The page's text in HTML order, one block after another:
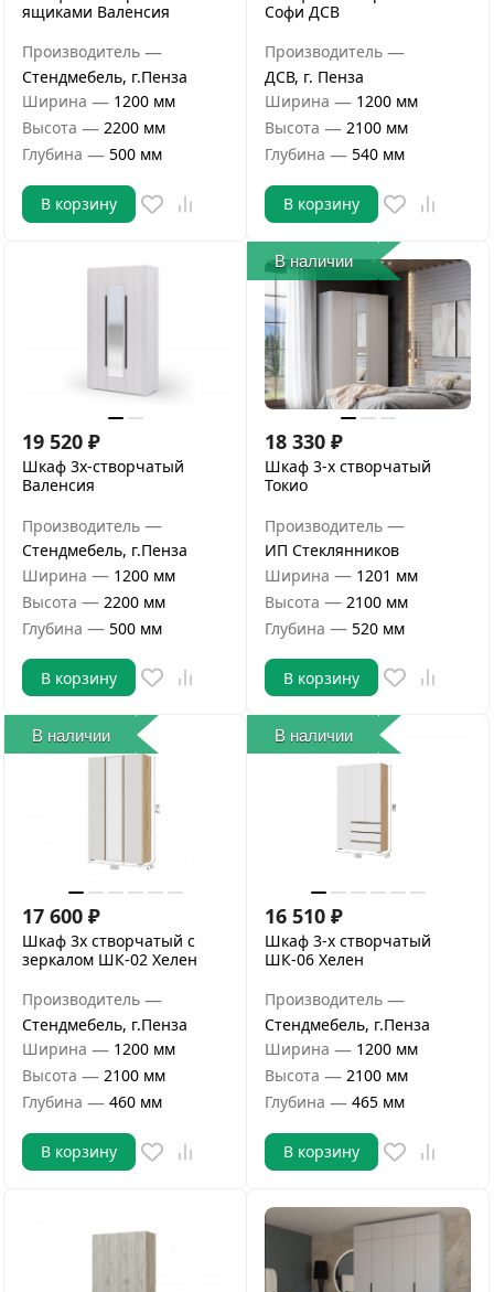
ящиками Валенсия
Производитель —
Стендмебель, г.Пенза
Ширина — 1200 мм
Высота — 2200 мм
Глубина — 500 мм
В корзину
Софи ДСВ
Производитель —
ДСВ, г. Пенза
Ширина — 1200 мм
Высота — 2100 мм
Глубина — 540 мм
В корзину
19 520 ₽
Шкаф 3х-створчатый
Валенсия
Производитель —
Стендмебель, г.Пенза
Ширина — 1200 мм
Высота — 2200 мм
Глубина — 500 мм
В корзину
В наличии
18 330 ₽
Шкаф 3-х створчатый
Токио
Производитель —
ИП Стеклянников
Ширина — 1201 мм
Высота — 2100 мм
Глубина — 520 мм
В корзину
В наличии
17 600 ₽
Шкаф 3х створчатый с
зеркалом ШК-02 Хелен
Производитель —
Стендмебель, г.Пенза
Ширина — 1200 мм
Высота — 2100 мм
Глубина — 460 мм
В корзину
В наличии
16 510 ₽
Шкаф 3-х створчатый
ШК-06 Хелен
Производитель —
Стендмебель, г.Пенза
Ширина — 1200 мм
Высота — 2100 мм
Глубина — 465 мм
В корзину